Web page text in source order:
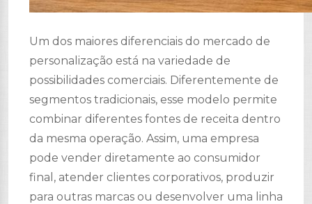
Um dos maiores diferenciais do mercado de
personalização está na variedade de
possibilidades comerciais. Diferentemente de
segmentos tradicionais, esse modelo permite
combinar diferentes fontes de receita dentro
da mesma operação. Assim, uma empresa
pode vender diretamente ao consumidor
final, atender clientes corporativos, produzir
para outras marcas ou desenvolver uma linha